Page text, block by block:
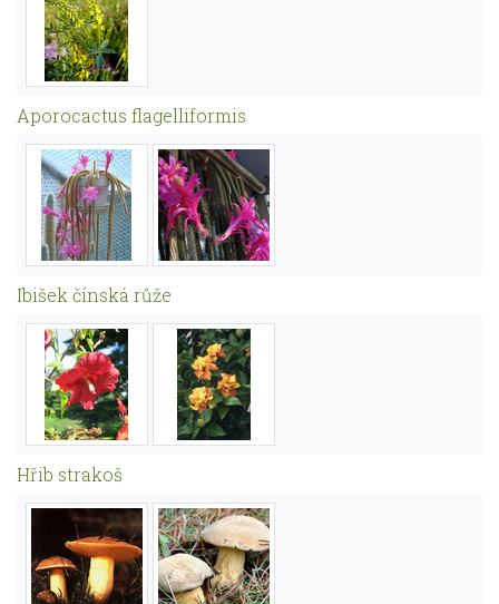
Aporocactus flagelliformis
Ibišek čínská růže
Hřib strakoš